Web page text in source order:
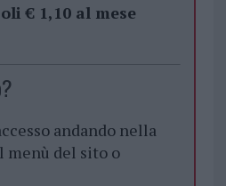
€ 1,10 al mese
andando nella
menù del sito o